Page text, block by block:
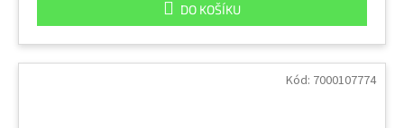
DO KOŠÍKU
Kód: 7000107774